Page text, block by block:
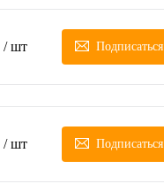
/ шт Подписаться
/ шт Подписаться